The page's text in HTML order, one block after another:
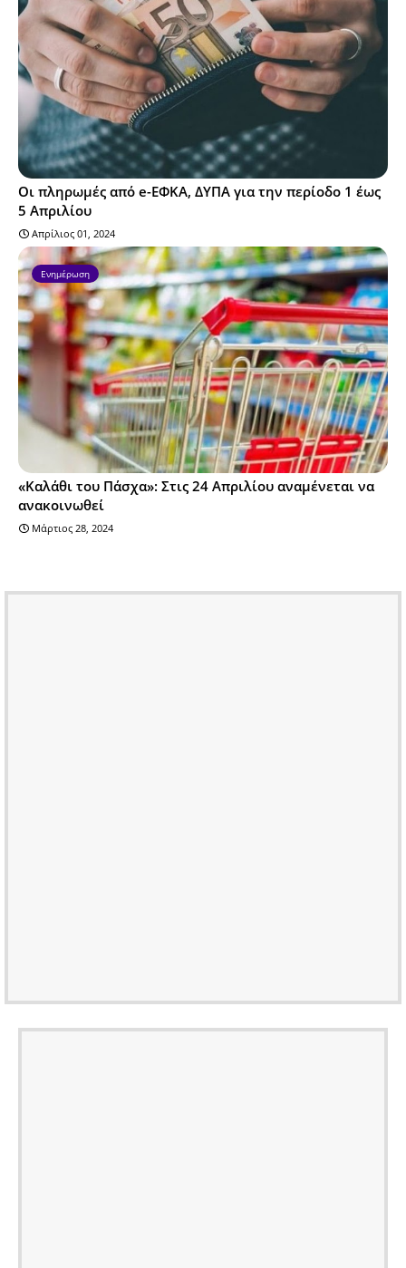
Οι πληρωμές από e-ΕΦΚΑ, ΔΥΠΑ για την περίοδο 1 έως
5 Απριλίου
Απρίλιος 01, 2024
Ενημέρωση
«Καλάθι του Πάσχα»: Στις 24 Απριλίου αναμένεται να
ανακοινωθεί
Μάρτιος 28, 2024